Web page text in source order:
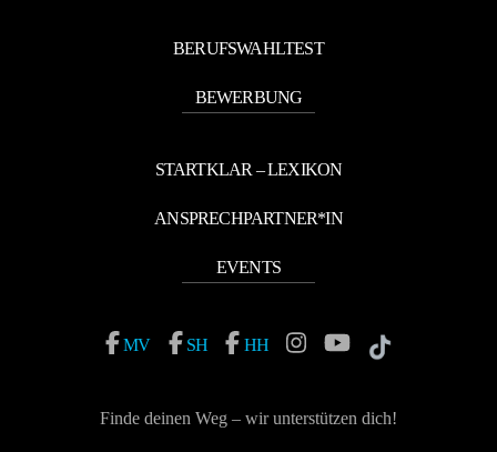
BERUFSWAHLTEST
BEWERBUNG
STARTKLAR – LEXIKON
ANSPRECHPARTNER*IN
EVENTS
MV SH HH
Finde deinen Weg – wir unterstützen dich!